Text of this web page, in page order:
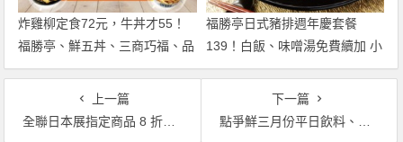
炸雞柳定食72元，牛丼才55！
福勝亭、鮮五丼、三商巧福、品
川蘭四大品牌發送優惠券，三商
i美食卡限定領取
福勝亭日式豬排週年慶套餐
139！白飯、味噌湯免費續加 小
資餐搶吃！
上一篇
全聯日本展指定商品 8 折起！抽 iPhone12 Pro、Switch！使用 PX Pay 再領溫野菜、京都勝牛、杏子豬排好康優惠券！
下一篇
點爭鮮三月份平日飲料、甜點買一送一！鮭魚祭三款新品一起嚐！